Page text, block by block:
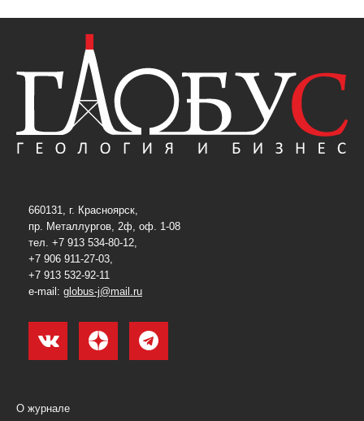
660131, г. Красноярск,
пр. Металлургов, 2ф, оф. 1-08
тел. +7 913 534-80-12,
+7 906 911-27-03,
+7 913 532-92-11
e-mail: globus-j@mail.ru
О журнале